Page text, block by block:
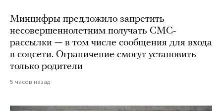
Минцифры предложило запретить
несовершеннолетним получать СМС-
рассылки — в том числе сообщения для входа
в соцсети. Ограничение смогут установить
только родители
5 часов назад